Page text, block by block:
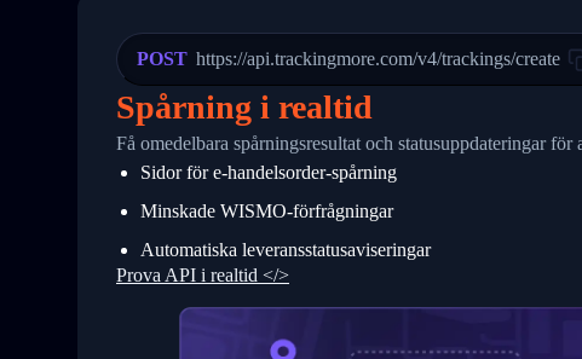
24
25
26
27
28
29
31
32
34
"Details": "Departed Facility
          },
          {
            "Date": "2017-03-06 15:28:00",
"StatusDescription": "Shipment
"Details": "BEIJING-
          }
      }
    ]
}
POST https://api.trackingmore.com/v4/trackings/create
Spårning i realtid
Få omedelbara spårningsresultat och statusuppdateringar
Sidor för e-handelsorder-spårning
Minskade WISMO-förfrågningar
Automatiska leveransstatusaviseringar
Prova API i realtid </>